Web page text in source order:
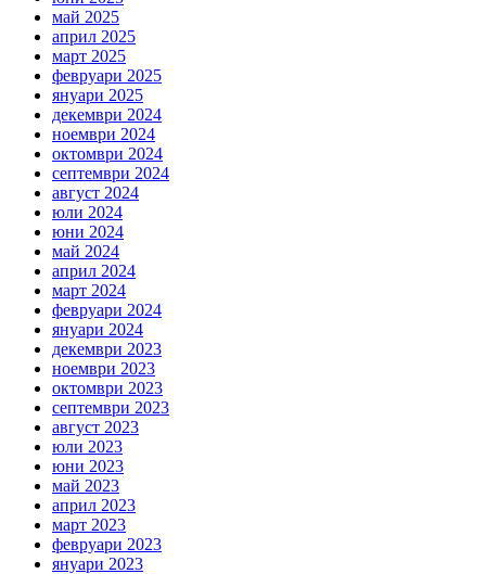
май 2025
април 2025
март 2025
февруари 2025
януари 2025
декември 2024
ноември 2024
октомври 2024
септември 2024
август 2024
юли 2024
юни 2024
май 2024
април 2024
март 2024
февруари 2024
януари 2024
декември 2023
ноември 2023
октомври 2023
септември 2023
август 2023
юли 2023
юни 2023
май 2023
април 2023
март 2023
февруари 2023
януари 2023